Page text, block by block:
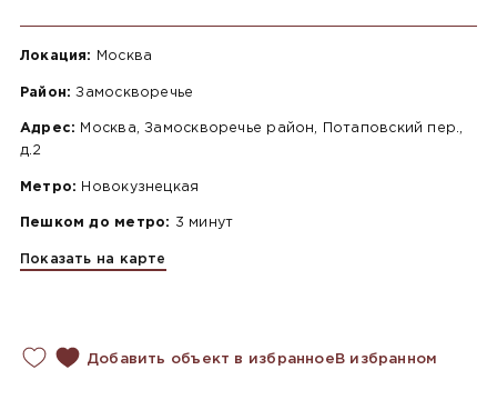
Локация: Москва
Район: Замоскворечье
Адрес:
Москва, Замоскворечье район, Потаповский пер.,
д.2
Метро: Новокузнецкая
Пешком до метро: 3 минут
Показать на карте
Добавить объект в избранное В избранном